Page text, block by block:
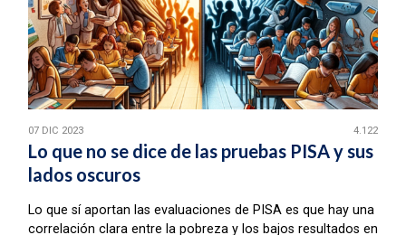
07 DIC 2023 4.122
Lo que no se dice de las pruebas PISA y sus
lados oscuros
Lo que sí aportan las evaluaciones de PISA es que hay una
correlación clara entre la pobreza y los bajos resultados en